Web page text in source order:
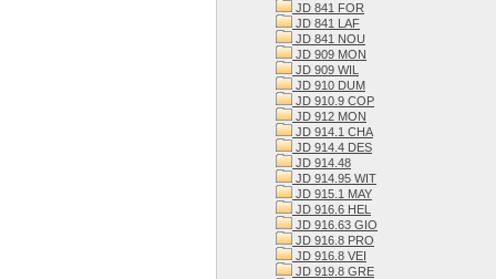
JD 841 FOR
JD 841 LAF
JD 841 NOU
JD 909 MON
JD 909 WIL
JD 910 DUM
JD 910.9 COP
JD 912 MON
JD 914.1 CHA
JD 914.4 DES
JD 914.48
JD 914.95 WIT
JD 915.1 MAY
JD 916.6 HEL
JD 916.63 GIO
JD 916.8 PRO
JD 916.8 VEI
JD 919.8 GRE